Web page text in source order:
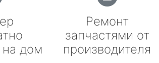
дом
Ремонт
запчастями от
производителя